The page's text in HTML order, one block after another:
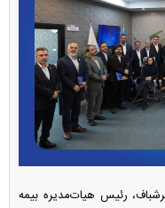
رئیس هیات‌مدیره بیمه